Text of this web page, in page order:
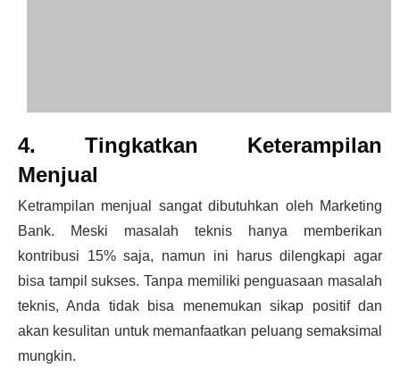
4. Tingkatkan Keterampilan
Menjual
Ketrampilan menjual sangat dibutuhkan oleh Marketing
Bank. Meski masalah teknis hanya memberikan
kontribusi 15% saja, namun ini harus dilengkapi agar
bisa tampil sukses. Tanpa memiliki penguasaan masalah
teknis, Anda tidak bisa menemukan sikap positif dan
akan kesulitan untuk memanfaatkan peluang semaksimal
mungkin.